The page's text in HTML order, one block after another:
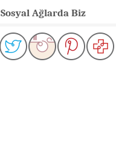
Sosyal Ağlarda Biz